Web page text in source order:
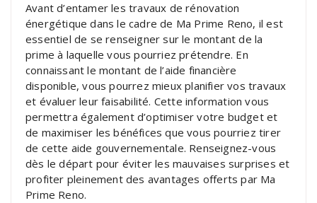
Avant d’entamer les travaux de rénovation
énergétique dans le cadre de Ma Prime Reno, il est
essentiel de se renseigner sur le montant de la
prime à laquelle vous pourriez prétendre. En
connaissant le montant de l’aide financière
disponible, vous pourrez mieux planifier vos travaux
et évaluer leur faisabilité. Cette information vous
permettra également d’optimiser votre budget et
de maximiser les bénéfices que vous pourriez tirer
de cette aide gouvernementale. Renseignez-vous
dès le départ pour éviter les mauvaises surprises et
profiter pleinement des avantages offerts par Ma
Prime Reno.